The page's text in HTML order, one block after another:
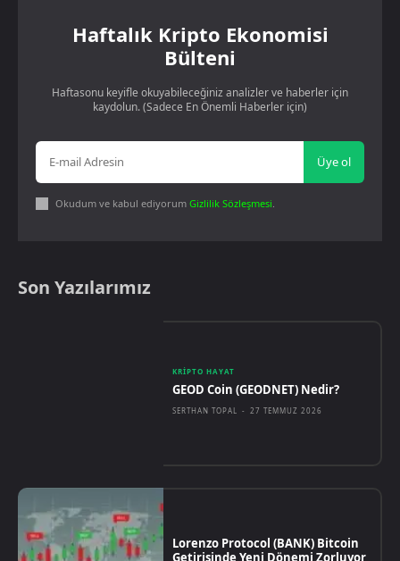
Haftalık Kripto Ekonomisi
Bülteni
Haftasonu keyifle okuyabileceğiniz analizler ve haberler için
kaydolun. (Sadece En Önemli Haberler için)
Üye ol
Okudum ve kabul ediyorum Gizlilik Sözleşmesi
Son Yazılarımız
KRIPTO HAYAT
GEOD Coin (GEODNET) Nedir?
SERTHAN TOPAL - 27 TEMMUZ 2026
Lorenzo Protocol (BANK) Bitcoin
Getirisinde Yeni Dönemi Zorluyor